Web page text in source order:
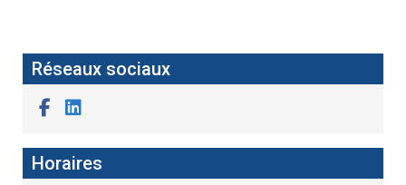
Réseaux sociaux
Horaires